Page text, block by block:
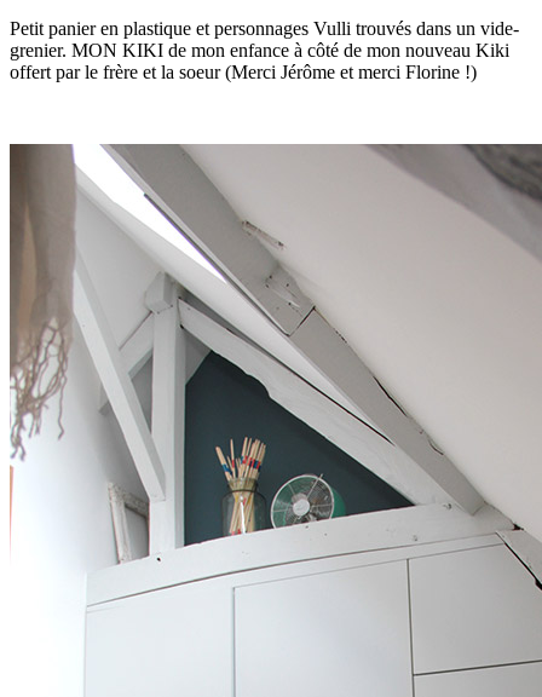
Petit panier en plastique et personnages Vulli trouvés dans un vide-
grenier. MON KIKI de mon enfance à côté de mon nouveau Kiki
offert par le frère et la soeur (Merci Jérôme et merci Florine !)